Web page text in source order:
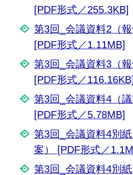
[PDF形式／255.3KB]
第3回_会議資料2（報
[PDF形式／1.11MB]
第3回_会議資料3（報
[PDF形式／116.16KB]
第3回_会議資料4（議
[PDF形式／5.78MB]
第3回_会議資料4別
案） [PDF形式／
第3回_会議資料4別